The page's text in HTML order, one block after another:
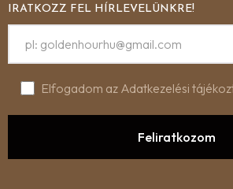
IRATKOZZ FEL HÍRLEVELÜNKRE!
Elfogadom az Adatkezelési